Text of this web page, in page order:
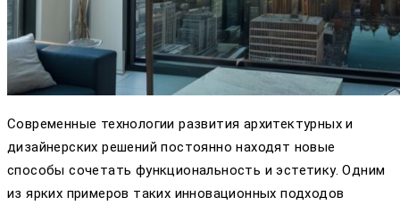
Современные технологии развития архитектурных и
дизайнерских решений постоянно находят новые
способы сочетать функциональность и эстетику. Одним
из ярких примеров таких инновационных подходов